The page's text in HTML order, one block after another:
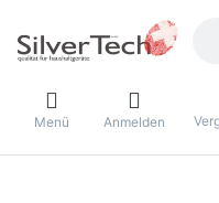
Menü Anmelden